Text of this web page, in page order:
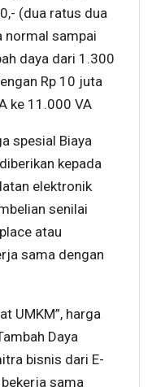
(dua ratus dua
normal sampai
daya dari 1.300
Rp 10 juta
ke 11.000 VA
spesial Biaya
kepada
elektronik
senilai
atau
sama dengan
UMKM”, harga
Daya
bisnis dari E-
sama